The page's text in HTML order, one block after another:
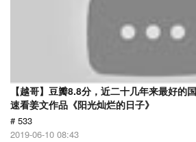
【越哥】豆瓣8.8分，近二十几年来最好的
速看姜文作品《阳光灿烂的日子》
# 533
2019-06-10 08:43